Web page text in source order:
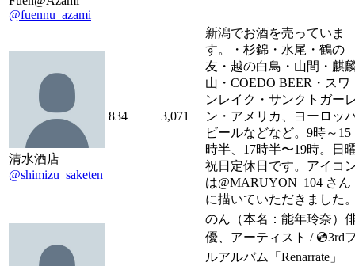
@fuennu_azami
清水酒店
@shimizu_saketen
834 3,071
新潟でお酒を売っていま
す。・杉錦・水尾・鶴の
友・越の白鳥・山間・麒
山・COEDO BEER・スワ
ンレイク・サンクトガー
ン・アメリカ、ヨーロッ
ビールなどなど。9時～15
時半、17時半〜19時。日
祝日定休日です。アイコ
は@MARUYON_104 さん
に描いていただきました
のん（本名：能年玲奈）
優、アーティスト / 💿3rd
ルアルバム「Renarrate」